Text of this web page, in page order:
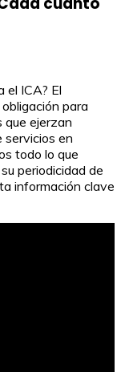
el ICA? El
para
que ejerzan
servicios en
todo lo que
periodicidad de
información clave